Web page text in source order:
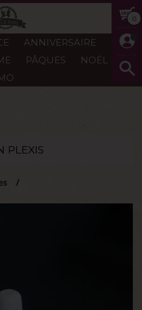
0
ANNIVERSAIRE
PÂQUES
NOËL
PLEXIS